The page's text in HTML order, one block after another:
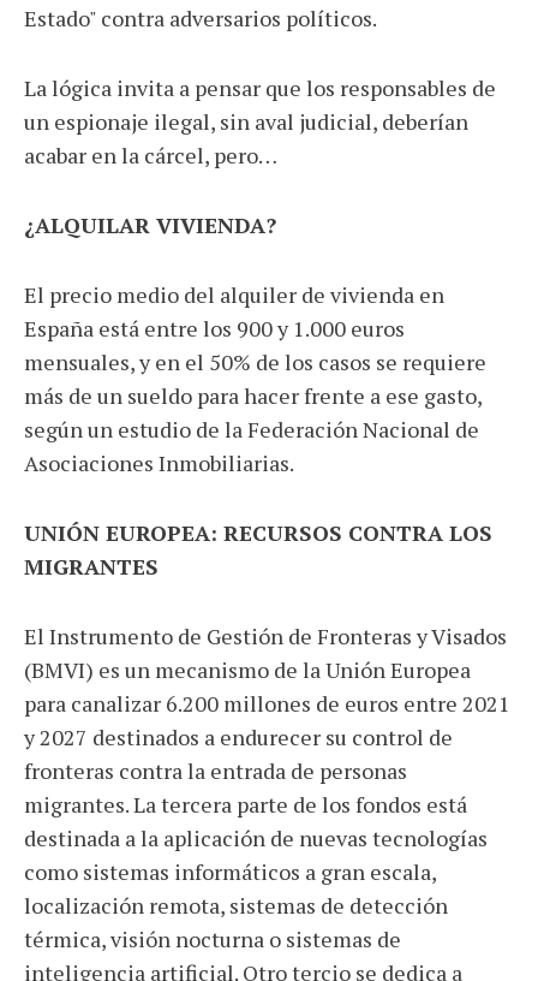
Estado" contra adversarios políticos.
La lógica invita a pensar que los responsables de
un espionaje ilegal, sin aval judicial, deberían
acabar en la cárcel, pero…
¿ALQUILAR VIVIENDA?
El precio medio del alquiler de vivienda en
España está entre los 900 y 1.000 euros
mensuales, y en el 50% de los casos se requiere
más de un sueldo para hacer frente a ese gasto,
según un estudio de la Federación Nacional de
Asociaciones Inmobiliarias.
UNIÓN EUROPEA: RECURSOS CONTRA LOS
MIGRANTES
El Instrumento de Gestión de Fronteras y Visados
(BMVI) es un mecanismo de la Unión Europea
para canalizar 6.200 millones de euros entre 2021
y 2027 destinados a endurecer su control de
fronteras contra la entrada de personas
migrantes. La tercera parte de los fondos está
destinada a la aplicación de nuevas tecnologías
como sistemas informáticos a gran escala,
localización remota, sistemas de detección
térmica, visión nocturna o sistemas de
inteligencia artificial. Otro tercio se dedica a